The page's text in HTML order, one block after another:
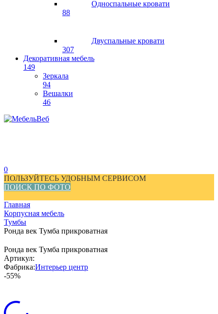
Односпальные кровати
88
Двуспальные кровати
307
Декоративная мебель
149
Зеркала
94
Вешалки
46
0
ПОЛЬЗУЙТЕСЬ УДОБНЫМ СЕРВИСОМ
ПОИСК ПО ФОТО
Главная
Корпусная мебель
Тумбы
Ронда век Тумба прикроватная
Ронда век Тумба прикроватная
Артикул:
Фабрика:Интерьер центр
-55%